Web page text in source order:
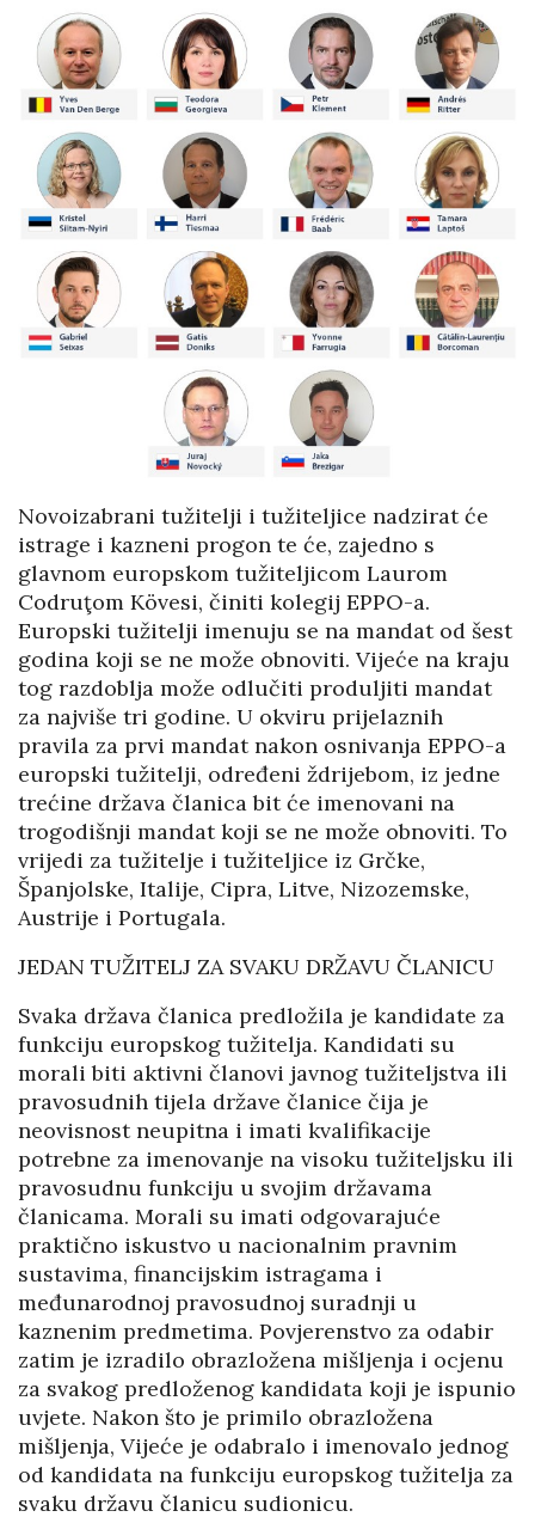
Novoizabrani tužitelji i tužiteljice nadzirat će
istrage i kazneni progon te će, zajedno s
glavnom europskom tužiteljicom Laurom
Codruţom Kövesi, činiti kolegij EPPO-a.
Europski tužitelji imenuju se na mandat od šest
godina koji se ne može obnoviti. Vijeće na kraju
tog razdoblja može odlučiti produljiti mandat
za najviše tri godine. U okviru prijelaznih
pravila za prvi mandat nakon osnivanja EPPO-a
europski tužitelji, određeni ždrijebom, iz jedne
trećine država članica bit će imenovani na
trogodišnji mandat koji se ne može obnoviti. To
vrijedi za tužitelje i tužiteljice iz Grčke,
Španjolske, Italije, Cipra, Litve, Nizozemske,
Austrije i Portugala.
JEDAN TUŽITELJ ZA SVAKU DRŽAVU ČLANICU
Svaka država članica predložila je kandidate za
funkciju europskog tužitelja. Kandidati su
morali biti aktivni članovi javnog tužiteljstva ili
pravosudnih tijela države članice čija je
neovisnost neupitna i imati kvalifikacije
potrebne za imenovanje na visoku tužiteljsku ili
pravosudnu funkciju u svojim državama
članicama. Morali su imati odgovarajuće
praktično iskustvo u nacionalnim pravnim
sustavima, financijskim istragama i
međunarodnoj pravosudnoj suradnji u
kaznenim predmetima. Povjerenstvo za odabir
zatim je izradilo obrazložena mišljenja i ocjenu
za svakog predloženog kandidata koji je ispunio
uvjete. Nakon što je primilo obrazložena
mišljenja, Vijeće je odabralo i imenovalo jednog
od kandidata na funkciju europskog tužitelja za
svaku državu članicu sudionicu.